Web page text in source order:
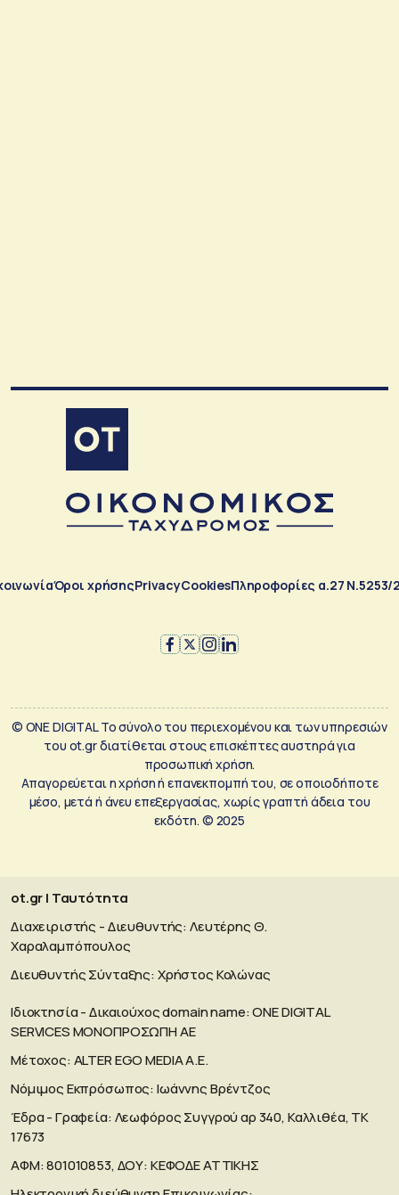
Όροι χρήσηςPrivacyCookiesΠληροφορίες α.27 Ν.5253/
© ONE DIGITAL Το σύνολο του περιεχομένου και των υπηρεσιών
του ot.gr διατίθεται στους επισκέπτες αυστηρά για
προσωπική χρήση.
Απαγορεύεται η χρήση ή επανεκπομπή του, σε οποιοδήποτε
μέσο, μετά ή άνευ επεξεργασίας, χωρίς γραπτή άδεια του
εκδότη. © 2025
ot.gr | Ταυτότητα
Διαχειριστής - Διευθυντής: Λευτέρης Θ.
Χαραλαμπόπουλος
Διευθυντής Σύνταξης: Χρήστος Κολώνας
Ιδιοκτησία - Δικαιούχος domain name: ΟΝΕ DIGITAL
SERVICES MONOΠΡΟΣΩΠΗ ΑΕ
Μέτοχος: ALTER EGO MEDIA A.E.
Νόμιμος Εκπρόσωπος: Ιωάννης Βρέντζος
Έδρα - Γραφεία: Λεωφόρος Συγγρού αρ 340, Καλλιθέα, ΤΚ
17673
ΑΦΜ: 801010853, ΔΟΥ: ΚΕΦΟΔΕ ΑΤΤΙΚΗΣ